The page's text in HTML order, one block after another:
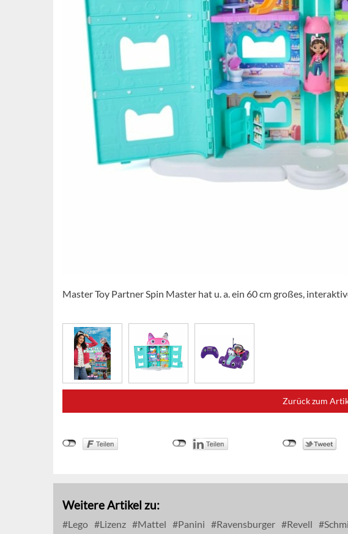
Master Toy Partner Spin Master hat u. a. ein 60 cm großes,
Zurück zum
Weitere Artikel zu:
Lego Lizenz Mattel Panini Ravensburger Revell